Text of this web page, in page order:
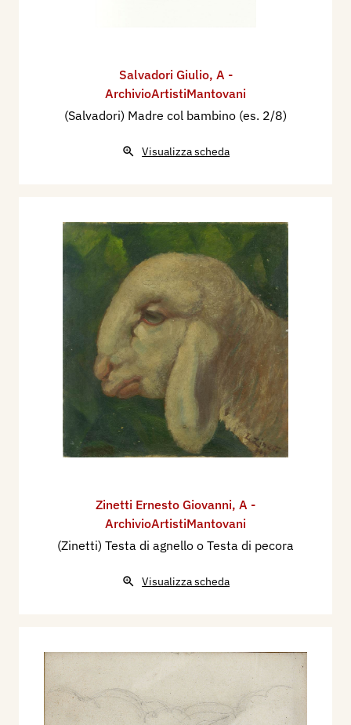
Salvadori Giulio, A -
ArchivioArtistiMantovani
(Salvadori) Madre col bambino (es. 2/8)
Visualizza scheda
Zinetti Ernesto Giovanni, A -
ArchivioArtistiMantovani
(Zinetti) Testa di agnello o Testa di pecora
Visualizza scheda